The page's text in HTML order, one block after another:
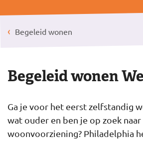
Begeleid wonen
Begeleid wonen
Ga je voor het eerst zelfstandig
wat ouder en ben je op zoek
woonvoorziening? Philadelphia